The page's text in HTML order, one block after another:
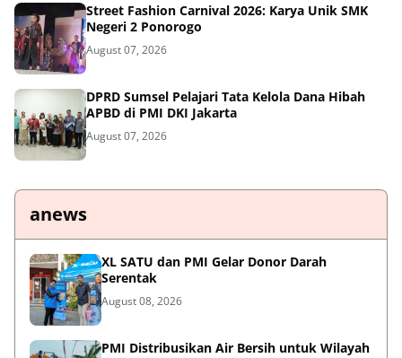
Street Fashion Carnival 2026: Karya Unik SMK
Negeri 2 Ponorogo
August 07, 2026
DPRD Sumsel Pelajari Tata Kelola Dana Hibah
APBD di PMI DKI Jakarta
August 07, 2026
anews
XL SATU dan PMI Gelar Donor Darah
Serentak
August 08, 2026
PMI Distribusikan Air Bersih untuk Wilayah